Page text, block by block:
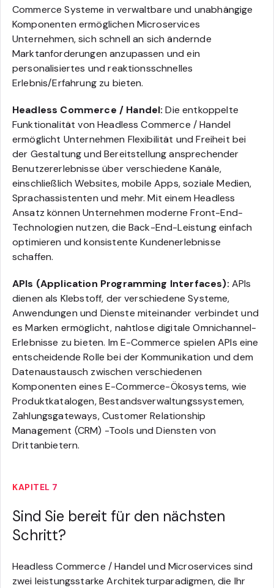
Commerce Systeme in verwaltbare und unabhängige
Komponenten ermöglichen Microservices
Unternehmen, sich schnell an sich ändernde
Marktanforderungen anzupassen und ein
personalisiertes und reaktionsschnelles
Erlebnis/Erfahrung zu bieten.
Headless Commerce / Handel: Die entkoppelte
Funktionalität von Headless Commerce / Handel
ermöglicht Unternehmen Flexibilität und Freiheit bei
der Gestaltung und Bereitstellung ansprechender
Benutzererlebnisse über verschiedene Kanäle,
einschließlich Websites, mobile Apps, soziale Medien,
Sprachassistenten und mehr. Mit einem Headless
Ansatz können Unternehmen moderne Front-End-
Technologien nutzen, die Back-End-Leistung einfach
optimieren und konsistente Kundenerlebnisse
schaffen.
APIs (Application Programming Interfaces): APIs
dienen als Klebstoff, der verschiedene Systeme,
Anwendungen und Dienste miteinander verbindet und
es Marken ermöglicht, nahtlose digitale Omnichannel-
Erlebnisse zu bieten. Im E-Commerce spielen APIs eine
entscheidende Rolle bei der Kommunikation und dem
Datenaustausch zwischen verschiedenen
Komponenten eines E-Commerce-Ökosystems, wie
Produktkatalogen, Bestandsverwaltungssystemen,
Zahlungsgateways, Customer Relationship
Management (CRM) -Tools und Diensten von
Drittanbietern.
KAPITEL 7
Sind Sie bereit für den nächsten
Schritt?
Headless Commerce / Handel und Microservices sind
zwei leistungsstarke Architekturparadigmen, die Ihr